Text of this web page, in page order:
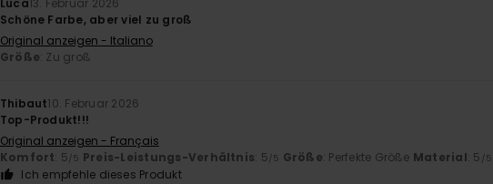
Luca13. Februar 2026
Schöne Farbe, aber viel zu groß
Original anzeigen - Italiano
Größe: Zu groß
Thibaut10. Februar 2026
Top-Produkt!!!
Original anzeigen - Français
Komfort: 5/5 Preis-Leistungs-Verhältnis: 5/5 Größe: Perfekte Größe Material: 5 /5
Ich empfehle dieses Produkt